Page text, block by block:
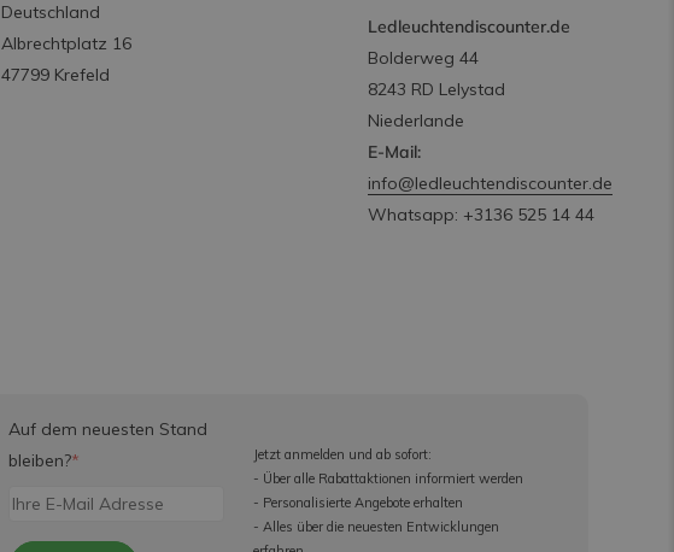
Deutschland
Albrechtplatz 16
47799 Krefeld
Ledleuchtendiscounter.de
Bolderweg 44
8243 RD Lelystad
Niederlande
E-Mail:
info@ledleuchtendiscounter.de
Whatsapp: +3136 525 14 44
Auf dem neuesten Stand
bleiben?*
Jetzt anmelden und ab sofort:
- Über alle Rabattaktionen informiert werden
- Personalisierte Angebote erhalten
- Alles über die neuesten Entwicklungen